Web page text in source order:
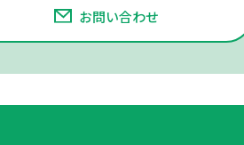
お問い合わせ